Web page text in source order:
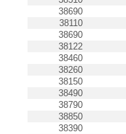
38690
38110
38690
38122
38460
38260
38150
38490
38790
38850
38390